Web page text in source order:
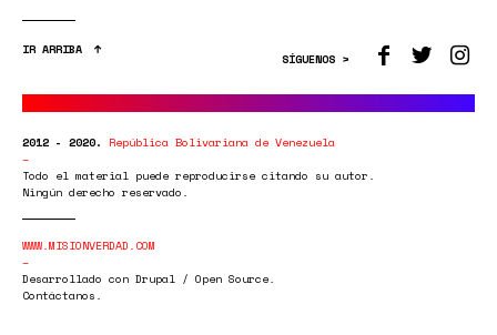
IR ARRIBA
SÍGUENOS >
2012 - 2020. República Bolivariana de Venezuela
Todo el material puede reproducirse citando su autor.
Ningún derecho reservado.
WWW.MISIONVERDAD.COM
Desarrollado con Drupal / Open Source.
Contáctanos.